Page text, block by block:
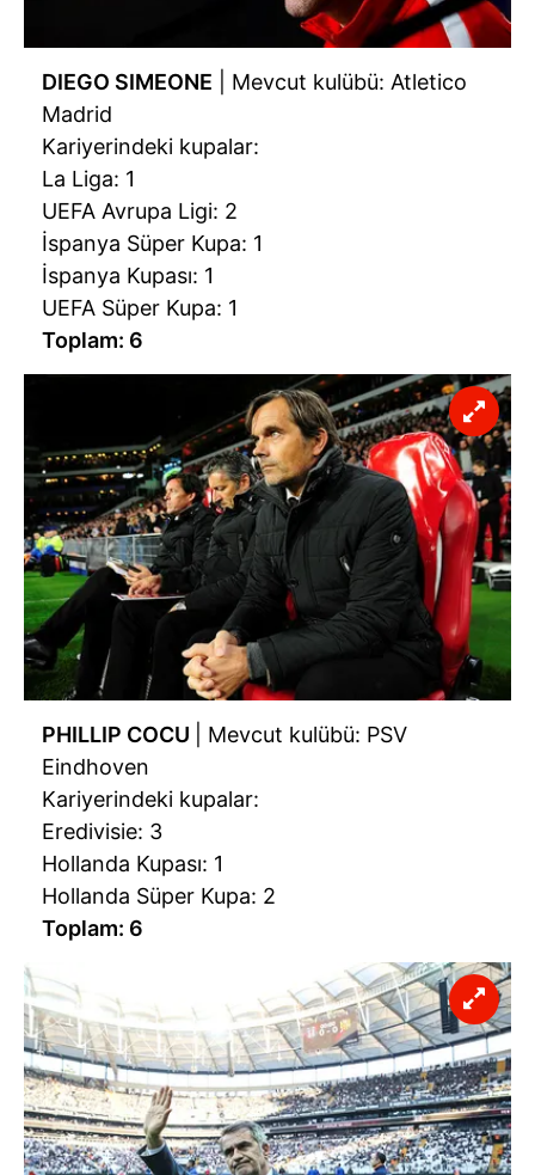
DIEGO SIMEONE | Mevcut kulübü: Atletico
Madrid
Kariyerindeki kupalar:
La Liga: 1
UEFA Avrupa Ligi: 2
İspanya Süper Kupa: 1
İspanya Kupası: 1
UEFA Süper Kupa: 1
Toplam: 6
PHILLIP COCU
| Mevcut kulübü: PSV
Eindhoven
Kariyerindeki kupalar:
Eredivisie: 3
Hollanda Kupası: 1
Hollanda Süper Kupa: 2
Toplam: 6